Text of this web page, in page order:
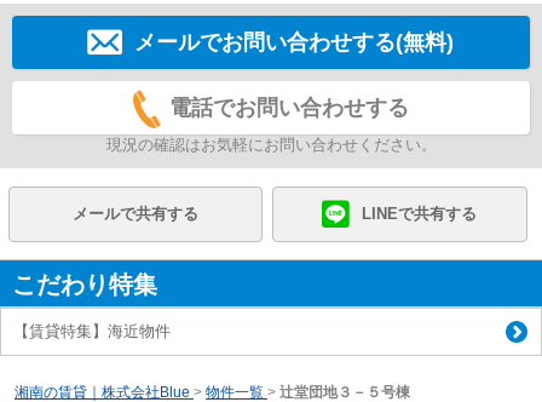
メールでお問い合わせする(無料)
電話でお問い合わせする
現況の確認はお気軽にお問い合わせください。
メールで共有する LINEで共有する
こだわり特集
【賃貸特集】海近物件
湘南の賃貸｜株式会社Blue > 物件一覧 > 辻堂団地３－５号棟